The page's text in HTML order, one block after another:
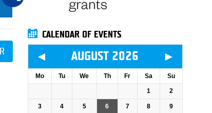
CALENDAR OF EVENTS
◄ AUGUST 2026 ►
Mo Tu We Th Fr Sa Su
1 2
3 4 5 6 7 8 9